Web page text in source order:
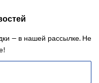
— в нашей рассылке. Не